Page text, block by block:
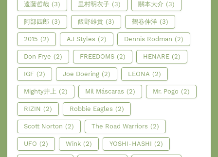
遠藤哲哉 (3) 里村明衣子 (3) 關本大介 (3)
阿部四郎 (3) 飯野雄貴 (3) 鶴卷伸洋 (3)
2015 (2) AJ Styles (2) Dennis Rodman (2)
Don Frye (2) FREEDOMS (2) HENARE (2)
IGF (2) Joe Doering (2) LEONA (2)
Mighty井上 (2) Mil Máscaras (2) Mr. Pogo (2)
RIZIN (2) Robbie Eagles (2)
Scott Norton (2) The Road Warriors (2)
UFO (2) Wink (2) YOSHI-HASHI (2)